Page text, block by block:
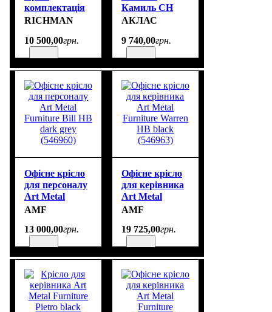
комплектація
Пластик Річ –
(Tilt) – оббивка
RICHMAN
10 500,00грн.
Камиль CH
MB Черный
Код: 10001243
АКЛАС
9 740,00грн.
Офісне крісло
для персоналу
Art Metal
Furniture Bill
(546960)
AMF
13 000,00грн.
Офісне крісло
для керівника
Art Metal
Furniture
black (546963)
AMF
19 725,00грн.